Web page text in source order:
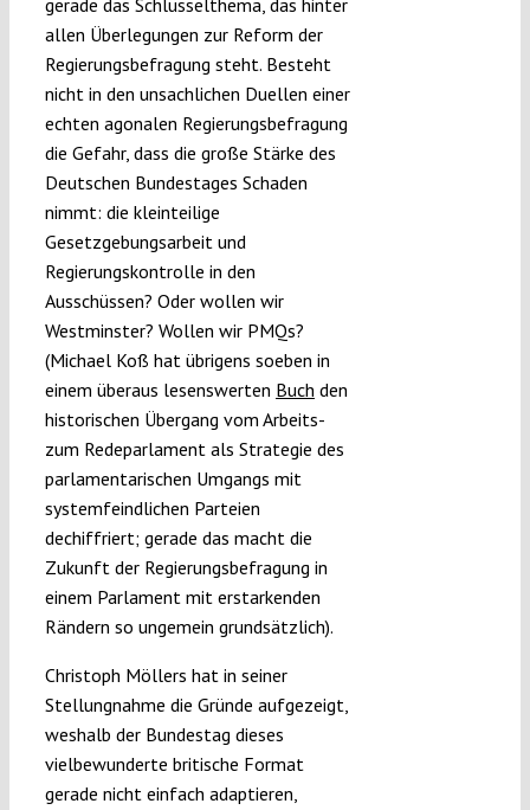
gerade das Schlüsselthema, das hinter
allen Überlegungen zur Reform der
Regierungsbefragung steht. Besteht
nicht in den unsachlichen Duellen einer
echten agonalen Regierungsbefragung
die Gefahr, dass die große Stärke des
Deutschen Bundestages Schaden
nimmt: die kleinteilige
Gesetzgebungsarbeit und
Regierungskontrolle in den
Ausschüssen? Oder wollen wir
Westminster? Wollen wir PMQs?
(Michael Koß hat übrigens soeben in
einem überaus lesenswerten Buch den
historischen Übergang vom Arbeits-
zum Redeparlament als Strategie des
parlamentarischen Umgangs mit
systemfeindlichen Parteien
dechiffriert; gerade das macht die
Zukunft der Regierungsbefragung in
einem Parlament mit erstarkenden
Rändern so ungemein grundsätzlich).
Christoph Möllers hat in seiner
Stellungnahme die Gründe aufgezeigt,
weshalb der Bundestag dieses
vielbewunderte britische Format
gerade nicht einfach adaptieren,